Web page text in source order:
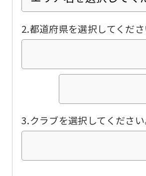
2.都道府県を選択してくださ
3.クラブを選択してください
For